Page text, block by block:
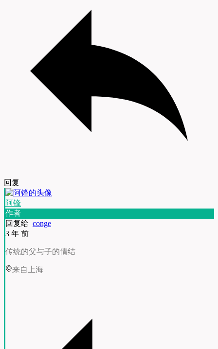
回复
阿锋
作者
回复给 conge
3 年 前
传统的父与子的情结
来自上海